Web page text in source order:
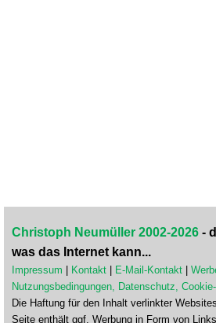
Christoph Neumüller 2002-2026 -
was das Internet kann...
Impressum Kontakt E-Mail-Kontakt
Nutzungsbedingungen, Datenschutz,
Die Haftung für den Inhalt verlinkter
Seite enthält ggf. Werbung in Form von Links